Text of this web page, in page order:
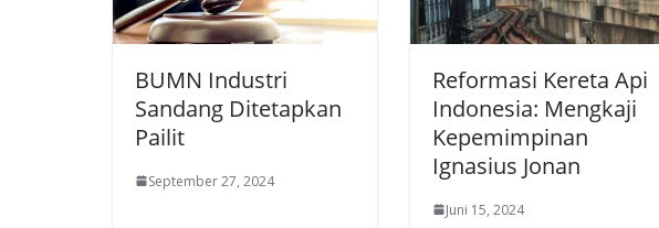
BUMN Industri
Sandang Ditetapkan
Pailit
September 27, 2024
Reformasi Kereta Api
Indonesia: Mengkaji
Kepemimpinan
Ignasius Jonan
Juni 15, 2024